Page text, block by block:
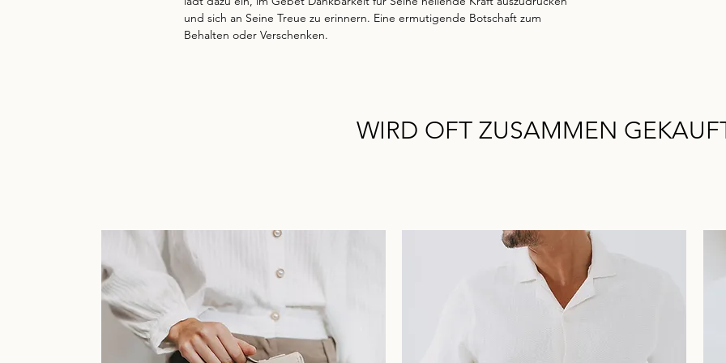
und sich an Seine Treue zu erinnern. Eine ermutigende Botschaft zum
Behalten oder Verschenken.
WIRD OFT ZUSAMMEN